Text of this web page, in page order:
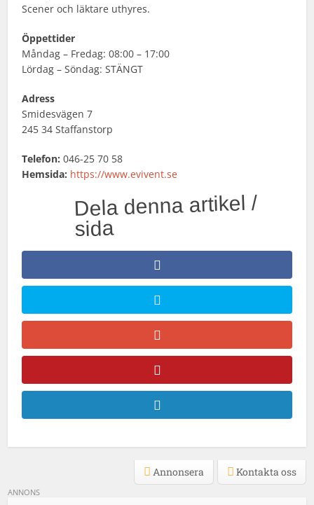
Scener och läktare uthyres.
Öppettider
Måndag – Fredag: 08:00 – 17:00
Lördag – Söndag: STÄNGT
Adress
Smidesvägen 7
245 34 Staffanstorp
Telefon: 046-25 70 58
Hemsida: https://www.evivent.se
Dela denna artikel /
sida
Kontakta oss
Annonsera
ANNONS